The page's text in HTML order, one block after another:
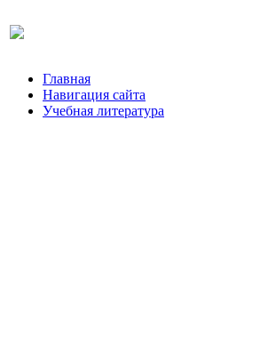
Главная
Навигация сайта
Учебная литература